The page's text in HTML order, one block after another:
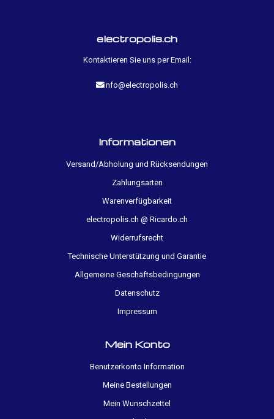
electropolis.ch
Kontaktieren Sie uns per Email:
info@electropolis.ch
Informationen
Versand/Abholung und Rücksendungen
Zahlungsarten
Warenverfügbarkeit
electropolis.ch @ Ricardo.ch
Widerrufsrecht
Technische Unterstützung und Garantie
Allgemeine Geschäftsbedingungen
Datenschutz
Impressum
Mein Konto
Benutzerkonto Information
Meine Bestellungen
Mein Wunschzettel